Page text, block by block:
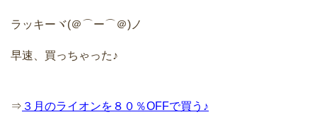
ラッキーヾ(＠⌒ー⌒＠)ノ
早速、買っちゃった♪
⇒ ３月のライオンを８０％OFFで買う♪